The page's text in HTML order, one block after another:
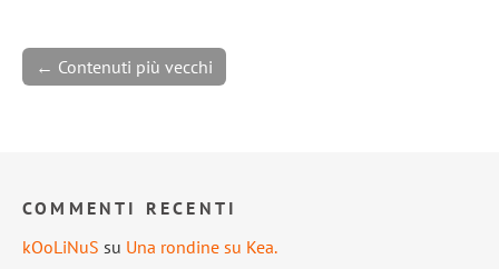
← Contenuti più vecchi
COMMENTI RECENTI
kOoLiNuS su Una rondine su Kea.